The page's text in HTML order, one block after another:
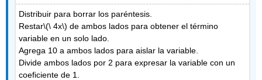
Distribuir para borrar los paréntesis.
Restar\(\ 4x\) de ambos lados para obtener el término
variable en un solo lado.
Agrega 10 a ambos lados para aislar la variable.
Divide ambos lados por 2 para expresar la variable con un
coeficiente de 1.